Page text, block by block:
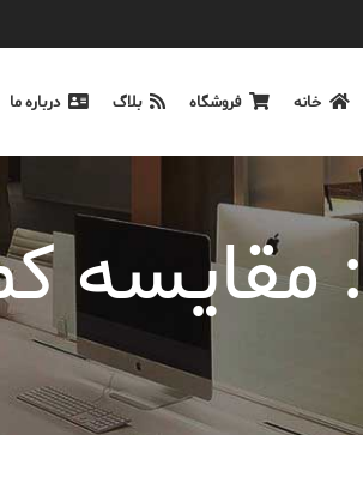
خانه فروشگاه بلاگ درباره ما